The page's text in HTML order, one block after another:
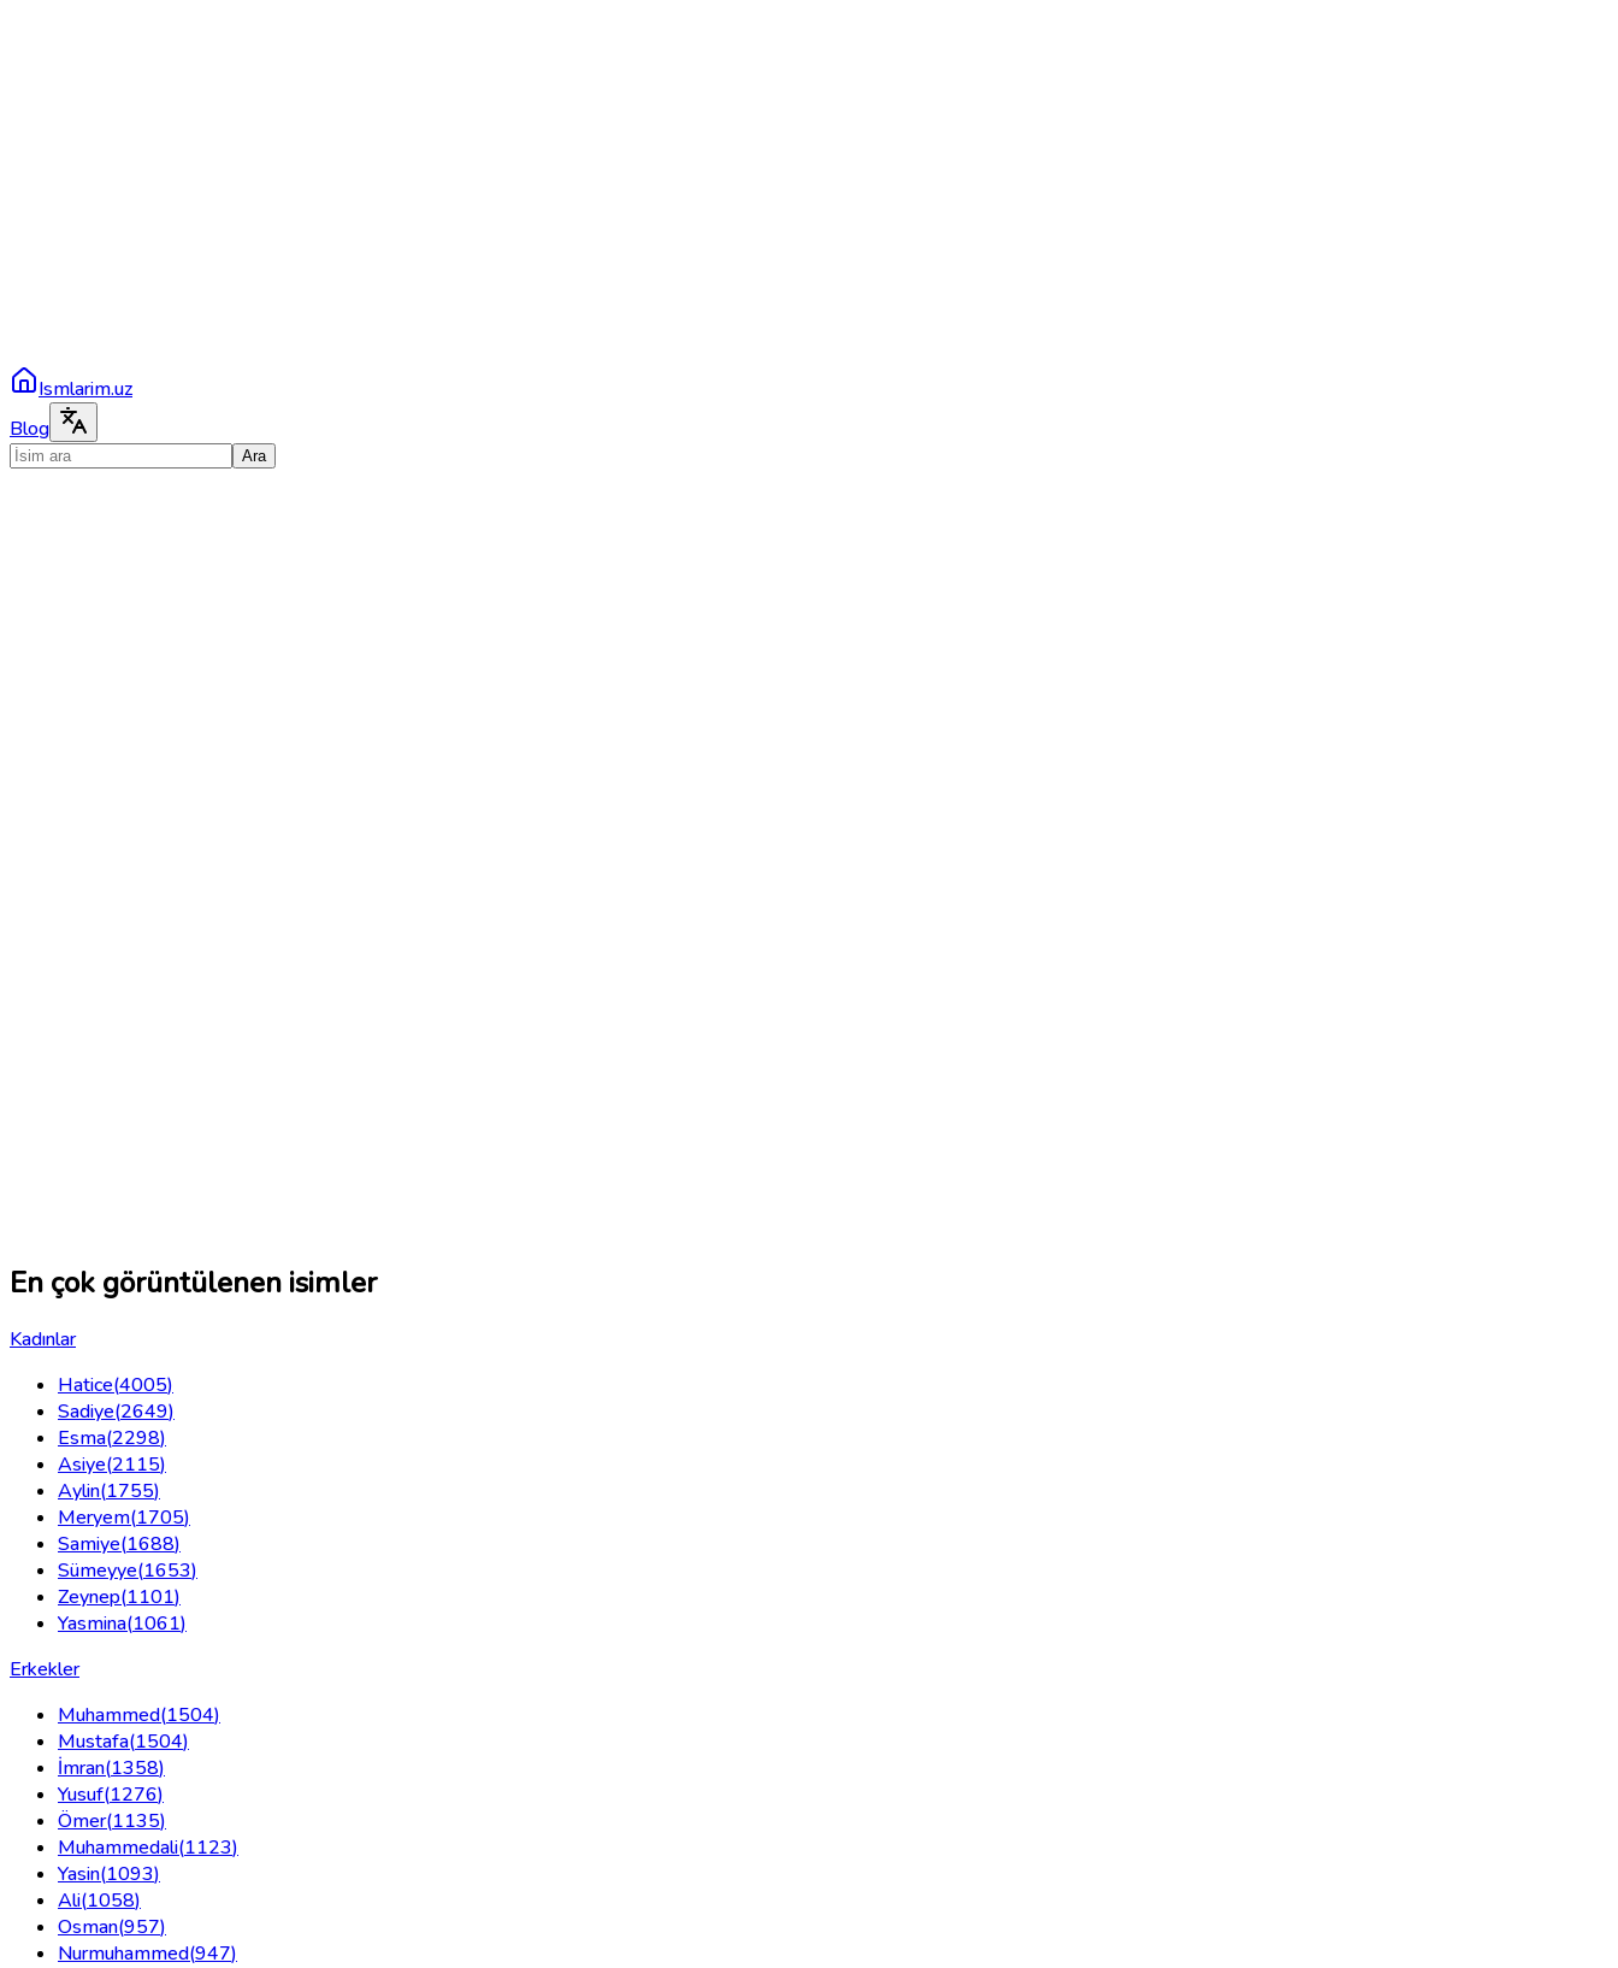
Ismlarim.uz
Blog
Ara
En çok görüntülenen isimler
Kadınlar
Hatice(4005)
Sadiye(2649)
Esma(2298)
Asiye(2115)
Aylin(1755)
Meryem(1705)
Samiye(1688)
Sümeyye(1653)
Zeynep(1101)
Yasmina(1061)
Erkekler
Muhammed(1504)
Mustafa(1504)
İmran(1358)
Yusuf(1276)
Ömer(1135)
Muhammedali(1123)
Yasin(1093)
Ali(1058)
Osman(957)
Nurmuhammed(947)